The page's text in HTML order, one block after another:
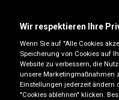
Dienstag
Mittwoch
Donnerstag
Wir respektieren Ihre
Wenn Sie auf "Alle Cookies
Speicherung von Cookies auf
Website zu verbessern, die
unsere Marketingmaßnahmen
Einstellungen jederzeit ändern
"Cookies ablehnen" klicken.